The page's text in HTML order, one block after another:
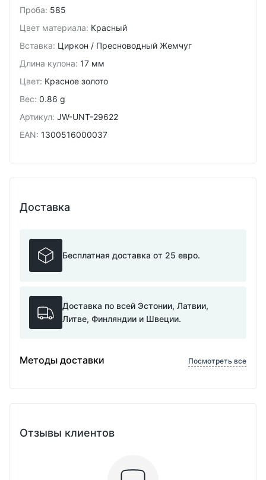
Проба: 585
Цвет материала: Красный
Вставка: Циркон / Пресноводный Жемчуг
Длина кулона: 17 мм
Цвет: Красное золото
Вес: 0.86 g
Артикул: JW-UNT-29622
EAN: 1300516000037
Доставка
Бесплатная доставка от 25 евро.
Доставка по всей Эстонии, Латвии,
Литве, Финляндии и Швеции.
Методы доставки Посмотреть все
Отзывы клиентов